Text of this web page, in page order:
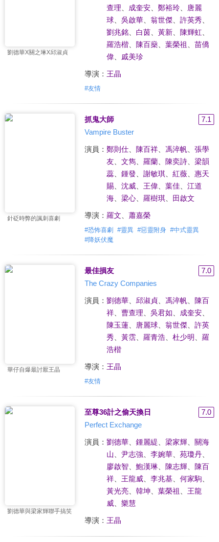
劉德華X關之琳X邱淑貞
查理
成奎安、 鄭裕玲、
唐麗
球、 吳啟華、 翁世傑、 許英秀
劉兆銘、 白茵、 黃新、 陳輝虹、
羅浩楷、 陳百燊、 葉榮祖
苗僑
偉、 戚美珍
導演： 王晶
#友情
針砭時弊的諷刺喜劇
抓鬼大師
7.1
Vampire Buster
演員： 鄭則仕、 陳百祥、 馮淬帆、 張學
友、 文雋、 羅蘭、 陳奕詩、 梁韻
蕊、 鍾發 謝敏琪、 紅薇、 惠天
賜、 沈威、 王偉、 葉佳
江道
海、 梁心、 羅樹琪、 田啟文
導演： 羅文 蕭嘉榮
#恐怖喜劇 #靈異 #惡靈附身 #中式靈異
#降妖伏魔
華仔自爆最討厭王晶
最佳損友
7.0
The Crazy Companies
演員： 劉德華、 邱淑貞、 馮淬帆、 陳百
祥、 曹查理 吳君如 成奎安、
陳玉蓮、 唐麗球、 翁世傑、 許英
秀
黃霑、 羅青浩、 杜少明
羅
浩楷
導演： 王晶
#友情
劉德華與梁家輝聯手搞笑
至尊36計之偷天換日
7.0
Perfect Exchange
演員： 劉德華、 鍾麗緹 梁家輝、 關海
山
尹志強 李婉華、 苑瓊丹、
廖啟智
鮑漢琳、 陳志輝、 陳百
祥、 王龍威、 李兆基、 何家駒、
黃光亮、 韓坤 葉榮祖
王龍
威、 樂慧
導演： 王晶